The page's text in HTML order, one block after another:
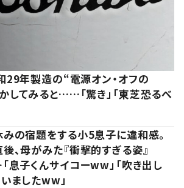
29年製造の“電源オン・オフの
してみると……「驚き」「東芝恐るべ
の宿題をする小5息子に違和感。
、母がみた『衝撃的すぎる姿』
息子くんサイコーww」「吹き出し
ましたww」